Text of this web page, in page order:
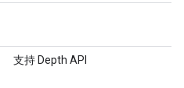
支持 Depth API